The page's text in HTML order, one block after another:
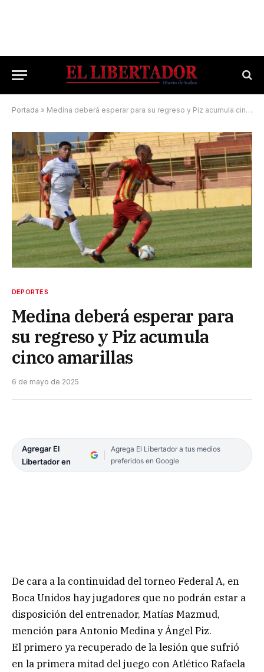
Portada » Medina deberá esperar para su regreso y Piz acumula cinco amarillas
DEPORTES
Medina deberá esperar para
su regreso y Piz acumula
cinco amarillas
6 de mayo de 2025
Agregar El
Libertador en
Agrega El Libertador a tus medios
preferidos en Google
De cara a la continuidad del torneo Federal A, en
Boca Unidos hay jugadores que no podrán estar a
disposición del entrenador, Matías Mazmud,
mención para Antonio Medina y Ángel Piz.
El primero ya recuperado de la lesión que sufrió
en la primera mitad del juego con Atlético Rafaela